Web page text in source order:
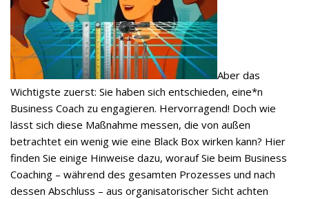
Aber das
Wichtigste zuerst: Sie haben sich entschieden, eine*n
Business Coach zu engagieren. Hervorragend! Doch wie
lässt sich diese Maßnahme messen, die von außen
betrachtet ein wenig wie eine Black Box wirken kann? Hier
finden Sie einige Hinweise dazu, worauf Sie beim Business
Coaching – während des gesamten Prozesses und nach
dessen Abschluss – aus organisatorischer Sicht achten